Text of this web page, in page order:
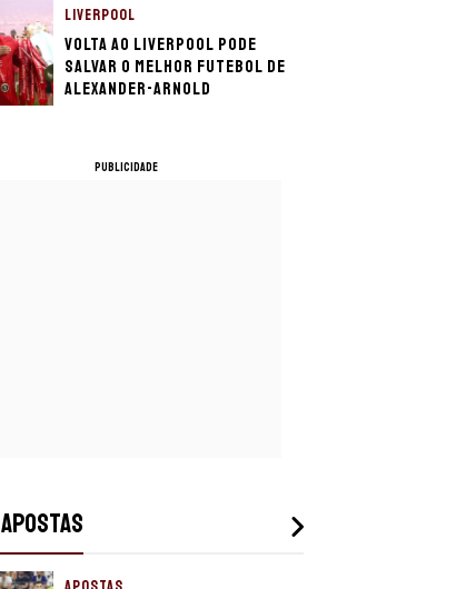
LIVERPOOL
Volta ao Liverpool pode
salvar o melhor futebol de
Alexander-Arnold
PUBLICIDADE
APOSTAS